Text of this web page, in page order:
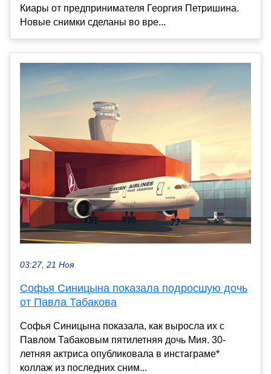
Киары от предпринимателя Георгия Петришина.
Новые снимки сделаны во вре...
03:27, 21 Ноя
Софья Синицына показала подросшую дочь
от Павла Табакова
Софья Синицына показала, как выросла их с
Павлом Табаковым пятилетняя дочь Мия. 30-
летняя актриса опубликовала в инстаграме*
коллаж из последних сним...